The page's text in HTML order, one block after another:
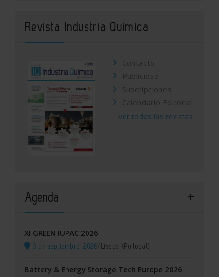
Revista Industria Química
Contacto
Publicidad
Suscripciones
Calendario Editorial
Ver todas las revistas
Agenda
XI GREEN IUPAC 2026
8 de septiembre, 2026/Lisboa (Portugal)
Battery & Energy Storage Tech Europe 2026